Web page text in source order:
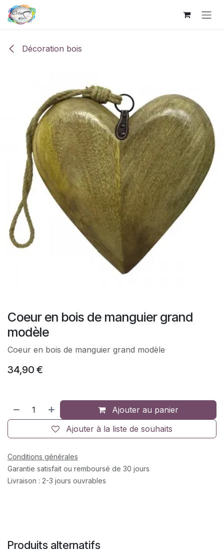
Se rendre au contenu
Décoration bois
Coeur en bois de manguier grand
modèle
Coeur en bois de manguier grand modèle
34,90 €
Ajouter au panier
Ajouter à la liste de souhaits
Conditions générales
Garantie satisfait ou remboursé de 30 jours
Livraison : 2-3 jours ouvrables
Produits alternatifs